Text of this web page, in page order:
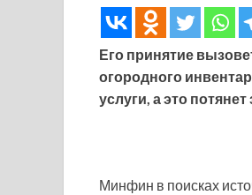
Его принятие
огородного
услуги, а это
Минфин в поисках